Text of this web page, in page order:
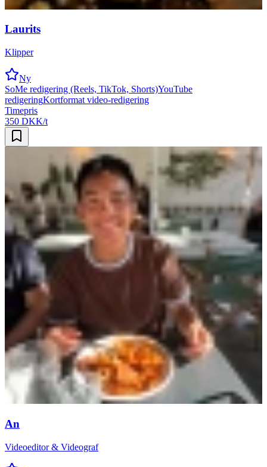
Laurits
Klipper
Ny
SoMe redigering (Reels, TikTok, Shorts)YouTube
redigeringKortformat video-redigering
Timepris
350 DKK/t
An
Videoeditor & Videograf